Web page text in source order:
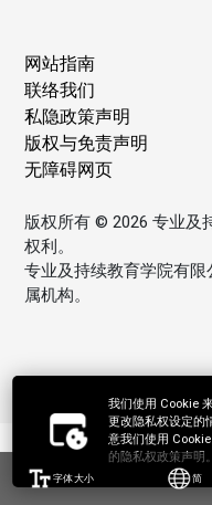
我们使用 Cookie
更改隐私权设定的
意我们使用
的隐私权政策声明。
字体大小 简
网站指南
联络我们
私隐政策声明
版权与免责声明
无障碍网页
版权所有 © 2026 专业及
权利。
专业及持续教育学院有
属机构。